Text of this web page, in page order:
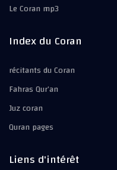
Le Coran mp3
Index du Coran
récitants du Coran
Fahras Qur’an
Juz coran
Quran pages
Liens d'intérêt